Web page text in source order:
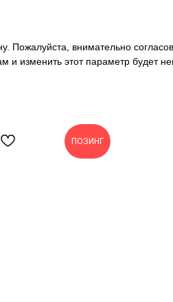
внимательно
изменить этот параметр будет
ПОЗИНГ